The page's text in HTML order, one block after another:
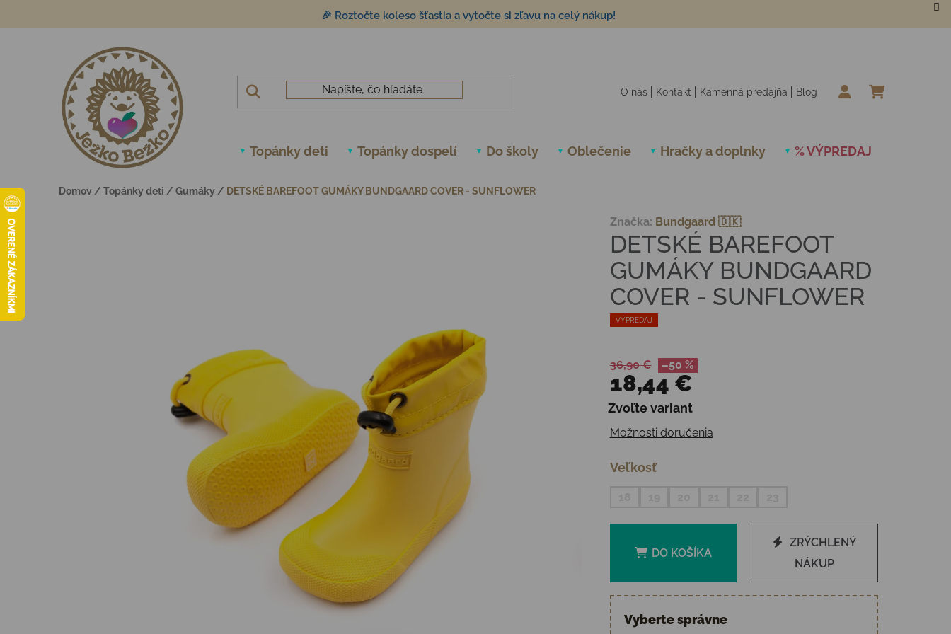
🎉 Roztočte koleso šťastia a vytočte si zľavu na celý nákup!
O nás Kontakt Kamenná predajňa Blog
Topánky deti Topánky dospelí Do školy Oblečenie Hračky a doplnky % VÝPREDAJ
Domov / Topánky deti / Gumáky / DETSKÉ BAREFOOT GUMÁKY BUNDGAARD COVER - SUNFLOWER
VÝPREDAJ
DETSKÉ BAREFOOT
GUMÁKY BUNDGAARD
COVER - SUNFLOWER
Značka: Bundgaard 🇩🇰
36,90 € –50 %
18,44 €
Jednotková cena:
Zvoľte variant
Možnosti doručenia
Veľkosť
DO KOŠÍKA
ZRÝCHLENÝ
NÁKUP
Vyberte správne